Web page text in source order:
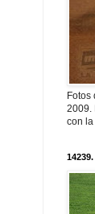
Fotos
2009.
con